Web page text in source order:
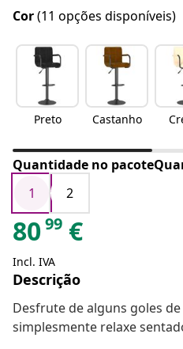
Cor(11 opções disponíveis)
Preto Castanho
Quantidade no
1
2
8099 €
Incl. IVA
Descrição
Desfrute de alguns goles
simplesmente relaxe